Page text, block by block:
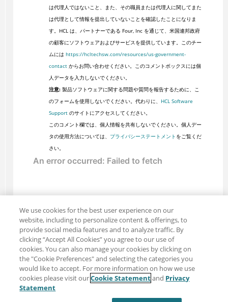
は代理人ではないこと、また、その職員または代理人に関してまた
は代理として情報を提出していないことを確認したことになりま
す。HCL は、パートナーである Four, Inc を通じて、米国連邦政府
の顧客にソフトウェアおよびサービスを提供しています。このチー
ムには https://hcltechsw.com/resources/us-government-
contactからお問い合わせください。このコメントボックスには個
人データを入力しないでください。
注意:製品ソフトウェアに関する問題や質問を報告するために、こ
のフォームを使用しないでください。代わりに、 HCL Software
Supportのサイトにアクセスしてください。
このコメント欄では、個人情報を共有しないでください。個人デー
タの使用方法については、 プライバシーステートメント をご覧くだ
さい。
共有: メール
ツイッター
プライバシー 利用規約
We use cookies for the best user experience on our
website, including to personalize content & offerings, to
provide social media features and to analyze traffic. By
clicking “Accept All Cookies” you agree to our use of
cookies. You can also manage your cookies by clicking on
the "Cookie Preferences" and selecting the categories you
would like to accept. For more information on how we use
cookies please visit ourCookie Statementand Privacy
Statement